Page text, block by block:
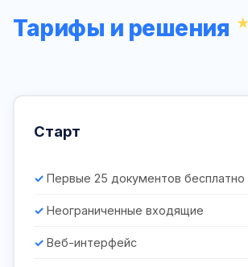
Тарифы и решения
Старт
Первые 25 документов бесплатно
Неограниченные входящие
Веб-интерфейс